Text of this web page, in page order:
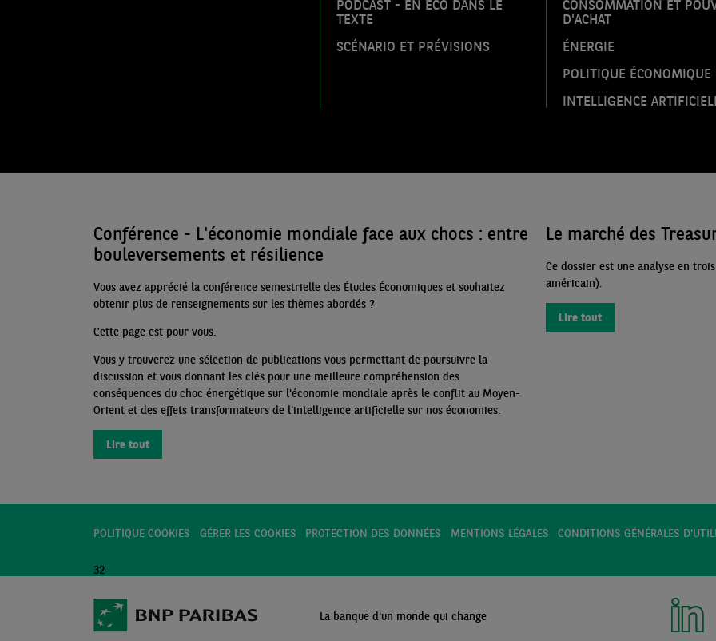
PODCAST - EN ECO DANS LE
TEXTE
SCÉNARIO ET PRÉVISIONS
CONSOMMATION ET
D'ACHAT
ÉNERGIE
POLITIQUE ÉCONOMIQUE
INTELLIGENCE
Conférence - L'économie mondiale face aux chocs : entre
bouleversements et résilience
Vous avez apprécié la conférence semestrielle des Études Économiques et souhaitez
obtenir plus de renseignements sur les thèmes abordés ?
Cette page est pour vous.
Vous y trouverez une sélection de publications vous permettant de poursuivre la
discussion et vous donnant les clés pour une meilleure compréhension des
conséquences du choc énergétique sur l'économie mondiale après le conflit au Moyen-
Orient et des effets transformateurs de l'intelligence artificielle sur nos économies.
Lire tout
Le marché des
Ce dossier est une analyse en
américain).
Lire tout
POLITIQUE COOKIES GÉRER LES COOKIES PROTECTION DES DONNÉES MENTIONS LÉGALES CONDITIONS GÉNÉRALES
32
La banque d'un monde qui change